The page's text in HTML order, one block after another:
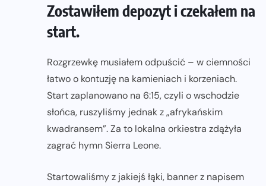
Zostawiłem depozyt i czekałem na
start.
Rozgrzewkę musiałem odpuścić – w ciemności
łatwo o kontuzję na kamieniach i korzeniach.
Start zaplanowano na 6:15, czyli o wschodzie
słońca, ruszyliśmy jednak z „afrykańskim
kwadransem”. Za to lokalna orkiestra zdążyła
zagrać hymn Sierra Leone.
Startowaliśmy z jakiejś łąki, banner z napisem